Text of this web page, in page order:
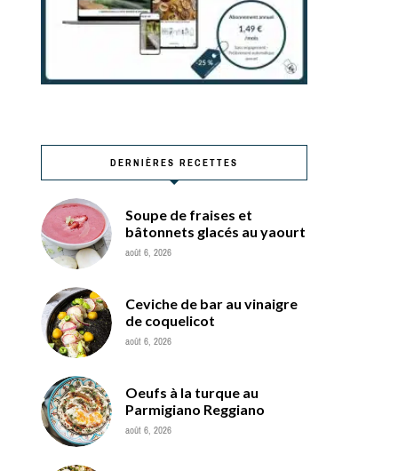
DERNIÈRES RECETTES
Soupe de fraises et
bâtonnets glacés au yaourt
août 6, 2026
Ceviche de bar au vinaigre
de coquelicot
août 6, 2026
Oeufs à la turque au
Parmigiano Reggiano
août 6, 2026